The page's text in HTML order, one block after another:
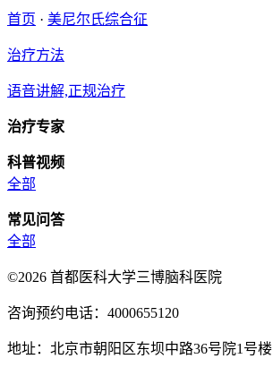
首页 · 美尼尔氏综合征
治疗方法
语音讲解,正规治疗
治疗专家
科普视频
全部
常见问答
全部
©2026 首都医科大学三博脑科医院
咨询预约电话：4000655120
地址：北京市朝阳区东坝中路36号院1号楼